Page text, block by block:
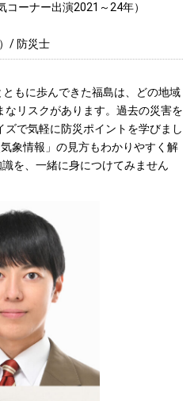
ーナー出演2021～24年）
/ 防災士
もに歩んできた福島は、どの地域
リスクがあります。過去の災害を
で気軽に防災ポイントを学びまし
象情報」の見方もわかりやすく解
を、一緒に身につけてみません